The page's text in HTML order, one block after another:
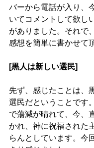
バーから電話が入り、
いてコメントして欲し
がありました。それで
感想を簡単に書かせて
[黒人は新しい選民]
先ず、感じたことは、
選民だということです
で蕩減が晴れて、今、
かれ、神に祝福された
らんとしています。今